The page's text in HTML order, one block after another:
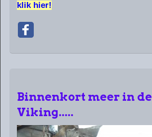
klik hier!
Binnenkort meer in de
Viking.....